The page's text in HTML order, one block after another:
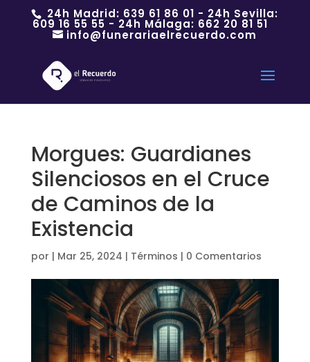
24h Madrid: 639 61 86 01 - 24h Sevilla:
609 16 55 55 - 24h Málaga: 662 20 81 51
info@funerariaelrecuerdo.com
Morgues: Guardianes
Silenciosos en el Cruce
de Caminos de la
Existencia
por | Mar 25, 2024 | Términos | 0 Comentarios